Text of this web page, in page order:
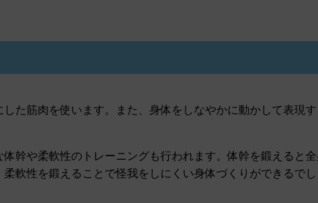
た筋肉を使います。また、身体をしなやかに動かして表現す
幹や柔軟性のトレーニングも行われます。体幹を鍛えると全
軟性を鍛えることで怪我をしにくい身体づくりができるでし